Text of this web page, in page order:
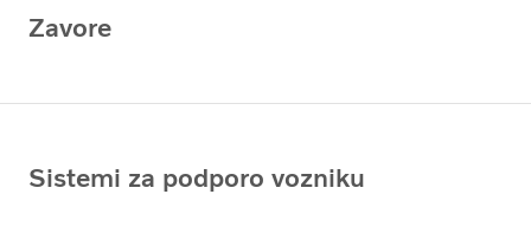
Zavore
Sistemi za podporo vozniku